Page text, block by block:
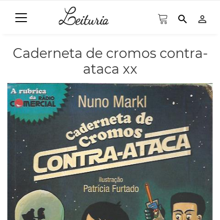
search person_outline
Caderneta de cromos contra-
ataca xx